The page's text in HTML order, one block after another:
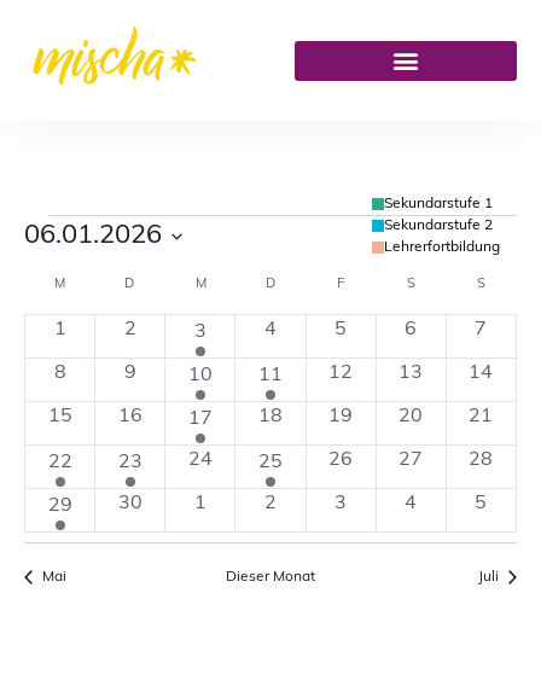
Sekundarstufe 1
Sekundarstufe 2
Lehrerfortbildung
06.01.2026
Kalender
von
Veranstaltungen
M D M D F S S
0
Veranstaltungen
1
0
Veranstaltungen
2
1
Veranstaltung
3
0
Veranstaltungen
4
0
Veranstaltungen
5
0
6
0
7
0
Veranstaltungen
8
0
Veranstaltungen
9
3
Veranstaltungen
10
2
Veranstaltungen
11
0
Veranstaltungen
12
013
014
0
Veranstaltungen
15
0
Veranstaltungen
16
2
Veranstaltungen
17
0
Veranstaltungen
18
0
Veranstaltungen
19
0
20
0
21
1
Veranstaltung
22
1
Veranstaltung
23
0
Veranstaltungen
24
1
Veranstaltung
25
0
Veranstaltungen
26
0
27
0
28
1
Veranstaltung
29
0
Veranstaltungen
30
0
Veranstaltungen
1
0
Veranstaltungen
2
0
Veranstaltungen
3
0
4
0
5
Mai Dieser Monat Juli